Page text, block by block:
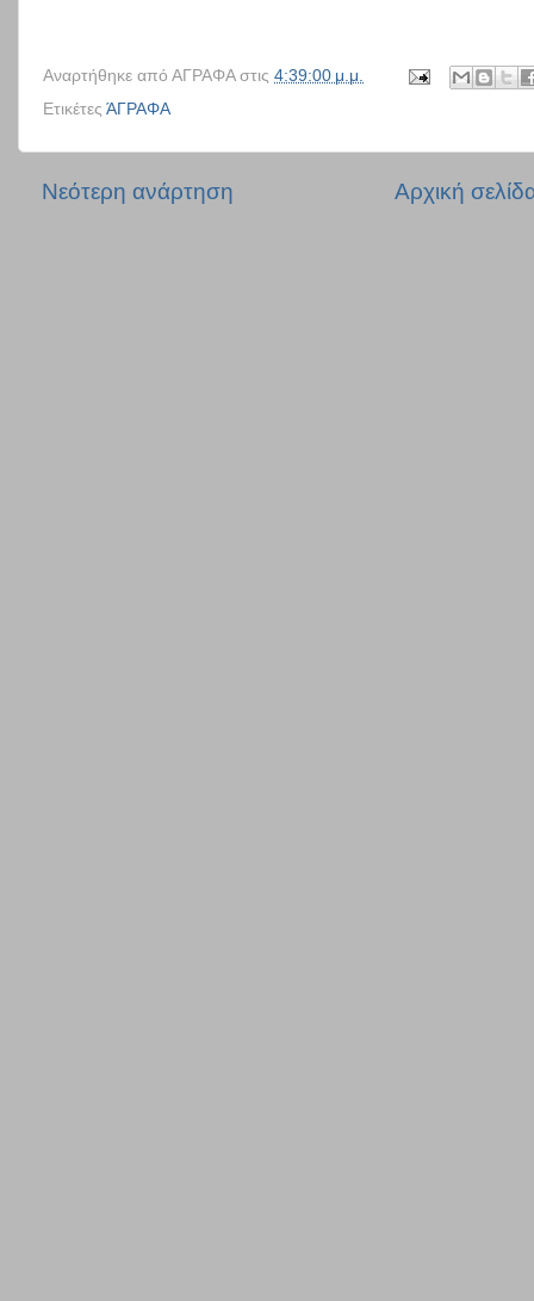
Αναρτήθηκε από ΑΓΡΑΦΑ στις 4:39:00 μ.μ.
Ετικέτες ΆΓΡΑΦΑ
Νεότερη ανάρτηση Αρχική